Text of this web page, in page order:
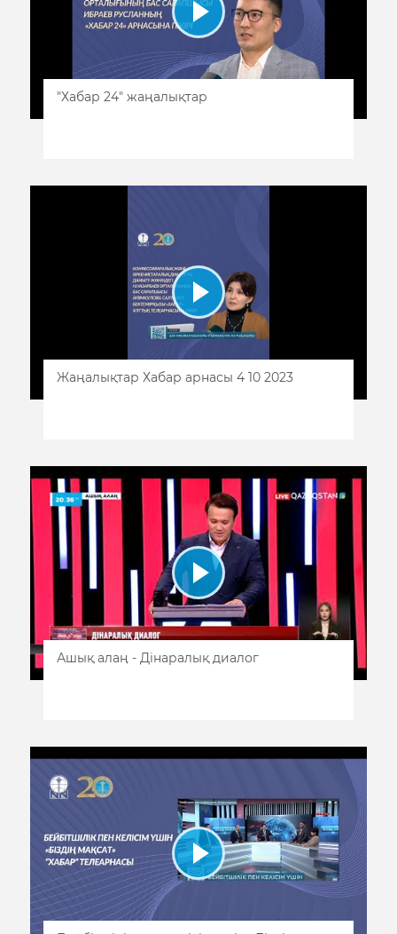
"Хабар 24" жаңалықтар
Жаңалықтар Хабар арнасы 4 10 2023
Ашық алаң - Дінаралық диалог